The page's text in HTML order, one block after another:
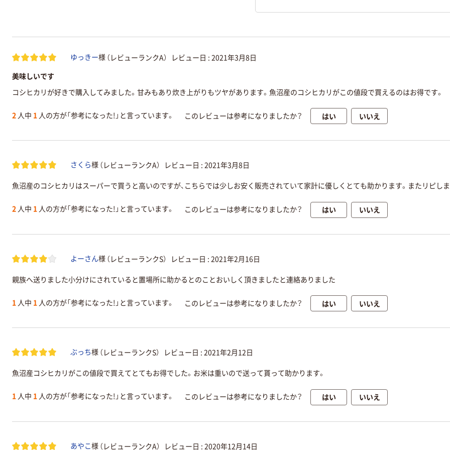
ゆっきー様 （レビューランクA） レビュー日 : 2021年3月8日
美味しいです
コシヒカリが好きで購入してみました。甘みもあり炊き上がりもツヤがあります。魚沼産のコシヒカリがこの値段で買えるのはお得です。
2 人中 1 人の方が「参考になった!」と言っています。 このレビューは参考になりましたか？ はい いいえ
さくら様 （レビューランクA） レビュー日 : 2021年3月8日
魚沼産のコシヒカリはスーパーで買うと高いのですが、こちらでは少しお安く販売されていて家計に優しくとても助かります。またリピし
2 人中 1 人の方が「参考になった!」と言っています。 このレビューは参考になりましたか？ はい いいえ
よーさん様 （レビューランクS） レビュー日 : 2021年2月16日
親族へ送りました小分けにされていると置場所に助かるとのことおいしく頂きましたと連絡ありました
1 人中 1 人の方が「参考になった!」と言っています。 このレビューは参考になりましたか？ はい いいえ
ぶっち様 （レビューランクS） レビュー日 : 2021年2月12日
魚沼産コシヒカリがこの値段で買えてとてもお得でした。お米は重いので送って貰って助かります。
1 人中 1 人の方が「参考になった!」と言っています。 このレビューは参考になりましたか？ はい いいえ
あやこ様 （レビューランクA） レビュー日 : 2020年12月14日